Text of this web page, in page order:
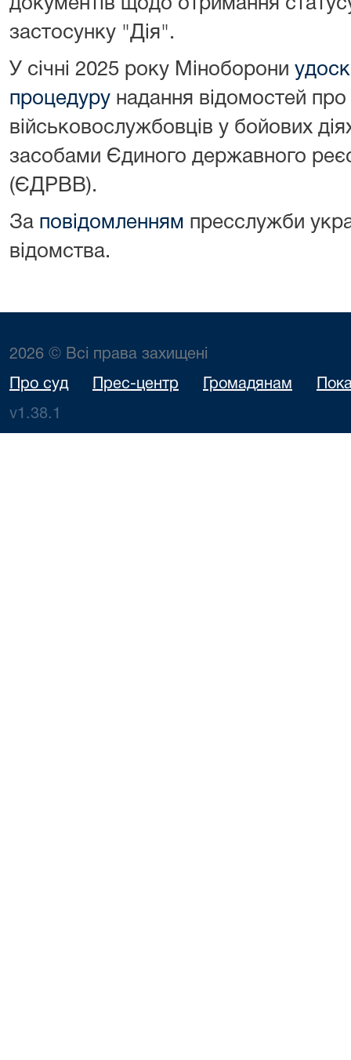
документів щодо отримання
застосунку "Дія".
У січні 2025 року Міноборони
процедуру надання відомостей про
військовослужбовців у бойових
засобами Єдиного державного
(ЄДРВВ).
За повідомленням пресслужби
відомства.
2026 © Всі права захищені
Про суд Прес-центр Громадянам
v1.38.1